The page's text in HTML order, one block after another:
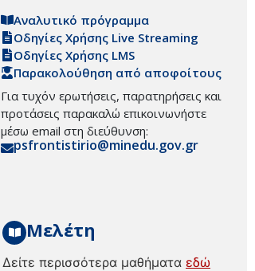
Αναλυτικό πρόγραμμα
Οδηγίες Χρήσης Live Streaming
Οδηγίες Χρήσης LMS
Παρακολούθηση από αποφοίτους
Για τυχόν ερωτήσεις, παρατηρήσεις και
προτάσεις παρακαλώ επικοινωνήστε
μέσω email στη διεύθυνση:
psfrontistirio@minedu.gov.gr
Μελέτη
Δείτε περισσότερα μαθήματα εδώ